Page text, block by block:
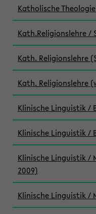
Katholische
Kath.Religionslehre /
Kath. Religionslehre
Kath. Religionslehre
Klinische Linguistik /
Klinische Linguistik /
Klinische Linguistik /
2009)
Klinische Linguistik /